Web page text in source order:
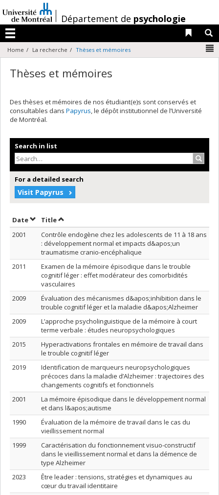
au
contenu
/Département de psychologie
Menu
Liens
Home La recherche Thèses et mémoires
Thèses et mémoires
Des thèses et mémoires de nos étudiant(e)s sont conservés et
consultables dans Papyrus, le dépôt institutionnel de l’Université
de Montréal.
Search in list
For a detailed search
Visit Papyrus
DateSort by date in ascending order
TitleSort by title in ascending order
2001
Contrôle endogène chez les adolescents de 11 à 18 ans
: développement normal et impacts d&apos;un
traumatisme cranio-encéphalique
2011
Examen de la mémoire épisodique dans le trouble
cognitif léger : effet modérateur des comorbidités
vasculaires
2009
Évaluation des mécanismes d&apos;inhibition dans le
trouble cognitif léger et la maladie d&apos;Alzheimer
2009
L’approche psycholinguistique de la mémoire à court
terme verbale : études neuropsychologiques
2015
Hyperactivations frontales en mémoire de travail dans
le trouble cognitif léger
2019
Identification de marqueurs neuropsychologiques
précoces dans la maladie d’Alzheimer : trajectoires des
changements cognitifs et fonctionnels
2001
La mémoire épisodique dans le développement normal
et dans l&apos;autisme
1990
Évaluation de la mémoire de travail dans le cas du
vieillissement normal
1999
Caractérisation du fonctionnement visuo-constructif
dans le vieillissement normal et dans la démence de
type Alzheimer
2023
Être leader : tensions, stratégies et dynamiques au
cœur du travail identitaire